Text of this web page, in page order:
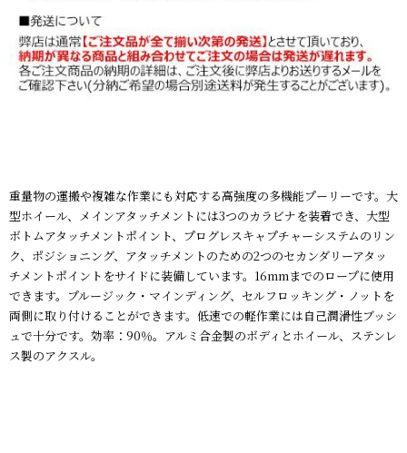
重量物の運搬や複雑な作業にも対応する高強度の多機能プーリーです。大
型ホイール、メインアタッチメントには3つのカラビナを装着でき、大型
ボトムアタッチメントポイント、プログレスキャプチャーシステムのリン
ク、ポジショニング、アタッチメントのための2つのセカンダリーアタッ
チメントポイントをサイドに装備しています。16mmまでのロープに使用
できます。プルージック・マインディング、セルフロッキング・ノットを
両側に取り付けることができます。低速での軽作業には自己潤滑性ブッシ
ュで十分です。効率：90％。アルミ合金製のボディとホイール、ステンレ
ス製のアクスル。